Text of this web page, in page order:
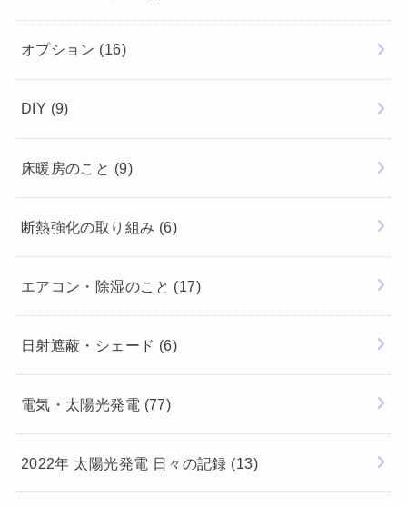
オプション (16)
DIY (9)
床暖房のこと (9)
断熱強化の取り組み (6)
エアコン・除湿のこと (17)
日射遮蔽・シェード (6)
電気・太陽光発電 (77)
2022年 太陽光発電 日々の記録 (13)